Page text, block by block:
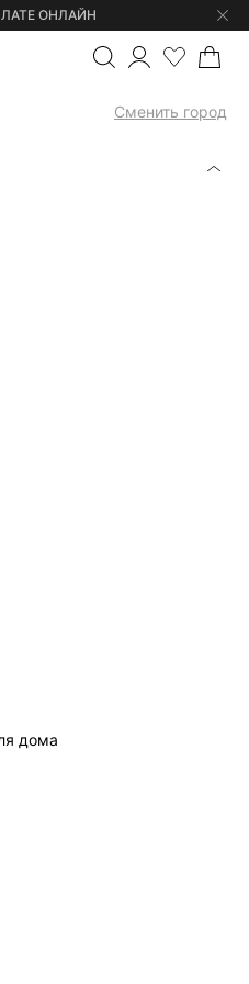
ОНЛАЙН
Сменить город
дома
БРЮКИ ПРЯМОГО КРОЯ СО